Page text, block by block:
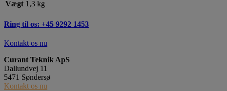
Vægt 1,3 kg
Ring til os: +45 9292 1453
Kontakt os nu
Curant Teknik ApS
Dallundvej 11
5471 Søndersø
Kontakt os nu